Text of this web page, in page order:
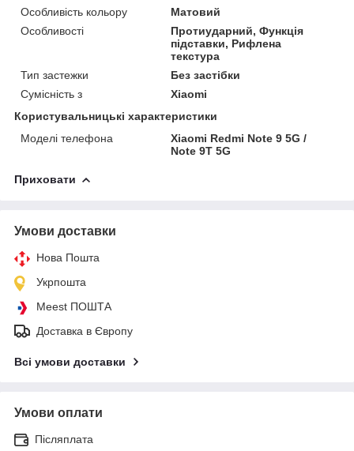
Особливість кольору
Матовий
Особливості
Протиударний, Функція
підставки, Рифлена
текстура
Тип застежки
Без застібки
Сумісність з
Xiaomi
Користувальницькі характеристики
Моделі телефона
Xiaomi Redmi Note 9 5G /
Note 9T 5G
Приховати
Умови доставки
Нова Пошта
Укрпошта
Meest ПОШТА
Доставка в Європу
Всі умови доставки
Умови оплати
Післяплата